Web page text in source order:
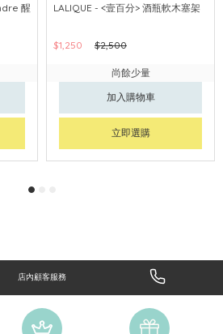
醒
LALIQUE - <壹百分> 酒瓶軟木塞架
$1,250 $2,500
尚餘少量
加入購物車
立即選購
店內顧客服務